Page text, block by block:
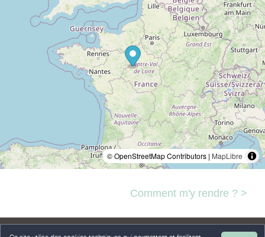
© OpenStreetMap Contributors | MapLibre
Comment m'y rendre ? >